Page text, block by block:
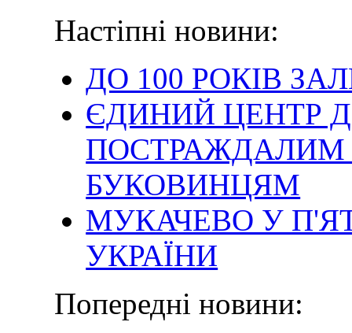
Настіпні новини:
ДО 100 РОКІВ
ЄДИНИЙ ЦЕНТР
ПОСТРАЖДАЛИМ
БУКОВИНЦЯМ
МУКАЧЕВО У
УКРАЇНИ
Попередні новини: